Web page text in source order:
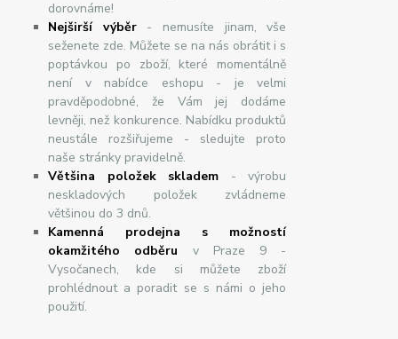
dorovnáme!
Nejširšívýběr- nemusíte jinam, vše
seženete zde. Můžete se na nás obrátit i s
poptávkou po zboží, které momentálně
není v nabídce eshopu - je velmi
pravděpodobné, že Vám jej dodáme
levněji, než konkurence. Nabídku produktů
neustále rozšiřujeme - sledujte proto
naše stránky pravidelně.
Většina položek skladem - výrobu
neskladových položek zvládneme
většinou do 3 dnů.
Kamenná prodejna s možností
okamžitého odběru v Praze 9 -
Vysočanech, kde si můžete zboží
prohlédnout a poradit se s námi o jeho
použití.